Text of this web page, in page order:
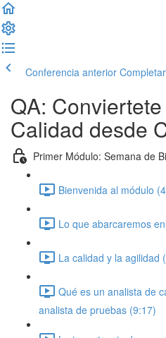
Conferencia anterior
QA:
Calidad desde
Primer Módulo: Semana de
Bienvenida al módulo
Lo que abarcaremos
La calidad y la agilidad
Qué es un analista de
analista de pruebas (9:17)